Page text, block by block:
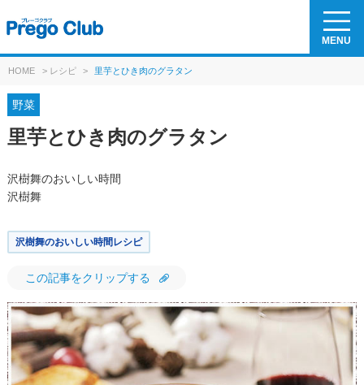
MENU
HOME > レシピ > 里芋とひき肉のグラタン
野菜
里芋とひき肉のグラタン
沢樹舞のおいしい時間
沢樹舞
沢樹舞のおいしい時間レシピ
この記事をクリップする